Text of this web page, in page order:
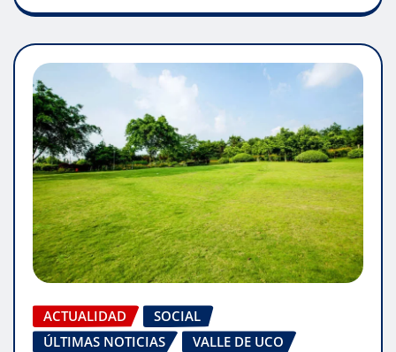
ACTUALIDAD
SOCIAL
ÚLTIMAS NOTICIAS
VALLE DE UCO